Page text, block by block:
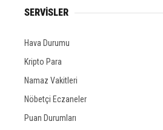
SERVİSLER
Hava Durumu
Kripto Para
Namaz Vakitleri
Nöbetçi Eczaneler
Puan Durumları